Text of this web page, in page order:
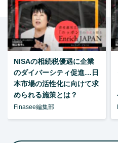
NISAの相続税優遇に企業
のダイバーシティ促進…日
本市場の活性化に向けて求
められる施策とは？
Finasee編集部